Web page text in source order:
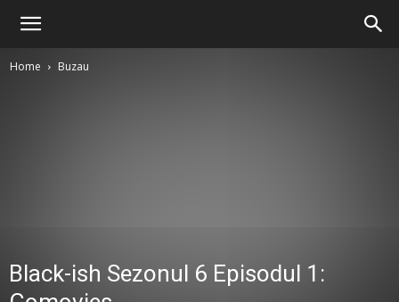
Home Buzau
Black-ish Sezonul 6 Episodul 1: